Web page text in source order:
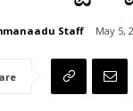
Staff May 5,